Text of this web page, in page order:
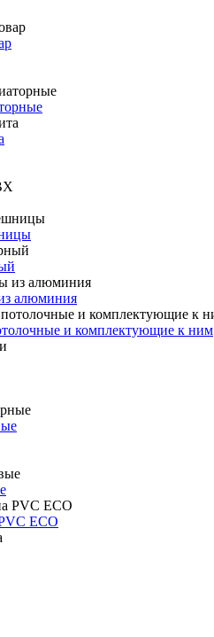
алюминия
и комплектующие к ним
ECO